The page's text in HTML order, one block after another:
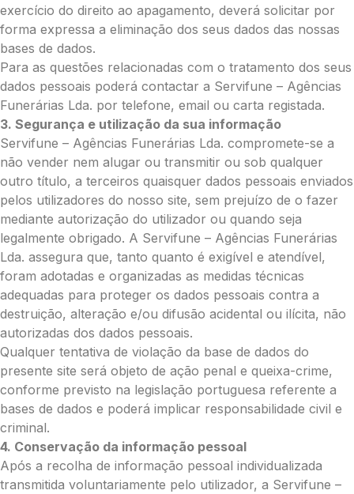
Pequena (€85)
Média (€100)
Grande (€115)
Cruz:
Pequena (€85)
Média (€100)
Grande (€115)
Coração:
Pequena (€85)
Média (€100)
Grande (€115)
Coroa:
Mini (€75)
Pequena (€85)
Média (€100)
Grande (€115)
O seu nome*
Contacto telefónico
O seu email*
exercício do direito ao apagamento, deverá solicitar por
forma expressa a eliminação dos seus dados das nossas
bases de dados.
Para as questões relacionadas com o tratamento dos seus
dados pessoais poderá contactar a Servifune – Agências
Funerárias Lda. por telefone, email ou carta registada.
3. Segurança e utilização da sua informação
Servifune – Agências Funerárias Lda. compromete-se a
não vender nem alugar ou transmitir ou sob qualquer
outro título, a terceiros quaisquer dados pessoais enviados
pelos utilizadores do nosso site, sem prejuízo de o fazer
mediante autorização do utilizador ou quando seja
legalmente obrigado. A Servifune – Agências Funerárias
Lda. assegura que, tanto quanto é exigível e atendível,
foram adotadas e organizadas as medidas técnicas
adequadas para proteger os dados pessoais contra a
destruição, alteração e/ou difusão acidental ou ilícita, não
autorizadas dos dados pessoais.
Qualquer tentativa de violação da base de dados do
presente site será objeto de ação penal e queixa-crime,
conforme previsto na legislação portuguesa referente a
bases de dados e poderá implicar responsabilidade civil e
criminal.
4. Conservação da informação pessoal
Após a recolha de informação pessoal individualizada
transmitida voluntariamente pelo utilizador, a Servifune –